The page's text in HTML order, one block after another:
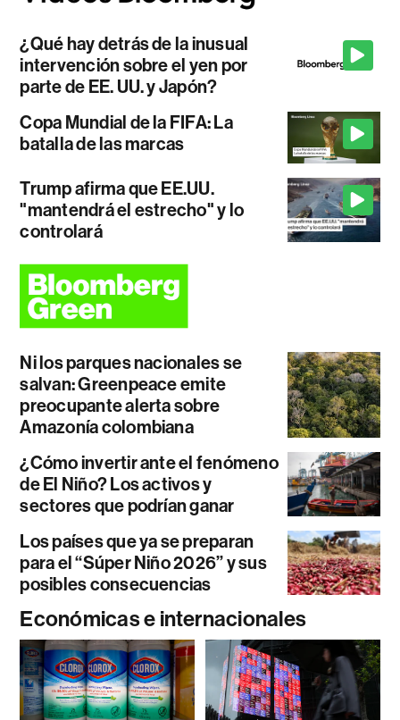
¿Qué hay detrás de la inusual
intervención sobre el yen por
parte de EE. UU. y Japón?
Copa Mundial de la FIFA: La
batalla de las marcas
Trump afirma que EE.UU.
"mantendrá el estrecho" y lo
controlará
Ni los parques nacionales se
salvan: Greenpeace emite
preocupante alerta sobre
Amazonía colombiana
¿Cómo invertir ante el fenómeno
de El Niño? Los activos y
sectores que podrían ganar
Los países que ya se preparan
para el “Súper Niño 2026” y sus
posibles consecuencias
Económicas e internacionales